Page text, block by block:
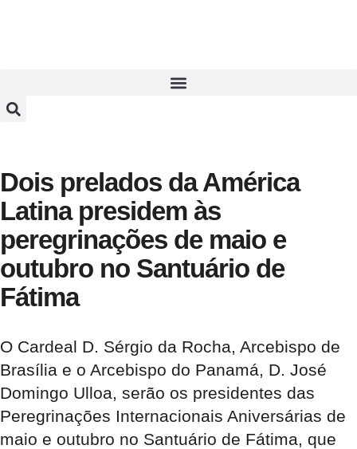
Dois prelados da América
Latina presidem às
peregrinações de maio e
outubro no Santuário de
Fátima
O Cardeal D. Sérgio da Rocha, Arcebispo de
Brasília e o Arcebispo do Panamá, D. José
Domingo Ulloa, serão os presidentes das
Peregrinações Internacionais Aniversárias de
maio e outubro no Santuário de Fátima, que